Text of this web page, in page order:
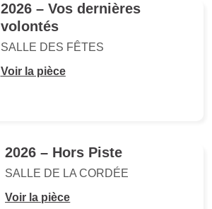
2026 – Vos dernières
volontés
SALLE DES FÊTES
Voir la pièce
2026 – Hors Piste
SALLE DE LA CORDÉE
Voir la pièce